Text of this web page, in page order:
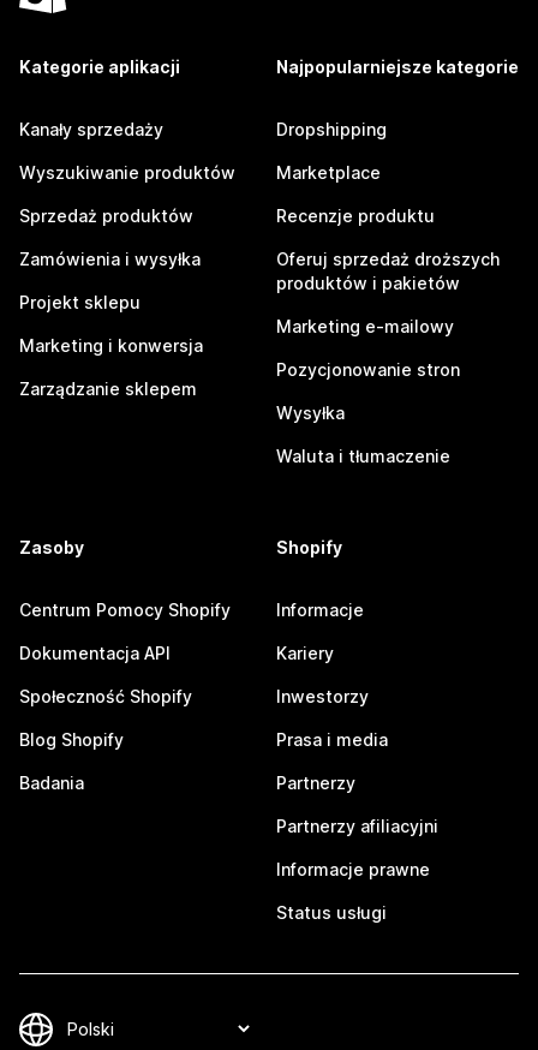
Kategorie aplikacji
Kanały sprzedaży
Wyszukiwanie produktów
Sprzedaż produktów
Zamówienia i wysyłka
Projekt sklepu
Marketing i konwersja
Zarządzanie sklepem
Najpopularniejsze kategorie
Dropshipping
Marketplace
Recenzje produktu
Oferuj sprzedaż droższych
produktów i pakietów
Marketing e-mailowy
Pozycjonowanie stron
Wysyłka
Waluta i tłumaczenie
Zasoby
Centrum Pomocy Shopify
Dokumentacja API
Społeczność Shopify
Blog Shopify
Badania
Shopify
Informacje
Kariery
Inwestorzy
Prasa i media
Partnerzy
Partnerzy afiliacyjni
Informacje prawne
Status usługi